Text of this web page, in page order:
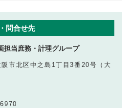
問合せ先
当庶務・計理グループ
市北区中之島1丁目3番20号（大